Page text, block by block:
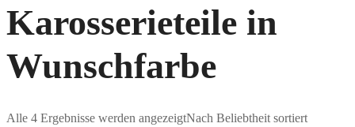
Karosserieteile in
Wunschfarbe
Alle 4 Ergebnisse werden angezeigtNach Beliebtheit sortiert